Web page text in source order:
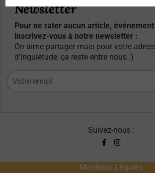
Newsletter
Pour ne rater aucun article,
inscrivez-vous à notre newsletter :
On aime partager mais pour votre
d’inquiétude, ça reste entre nous :)
Suivez-nous :
Mentions Légales